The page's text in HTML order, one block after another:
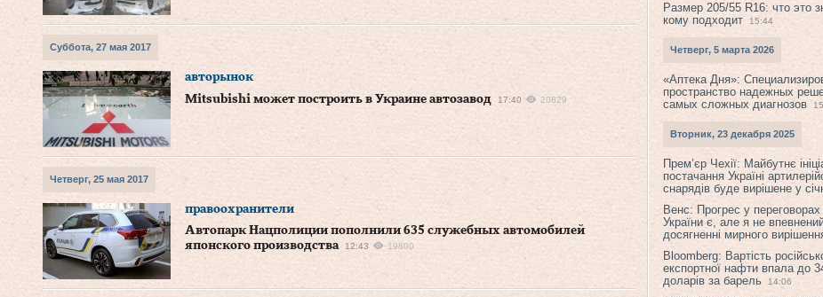
Суббота, 27 мая 2017
авторынок
Mitsubishi может построить в Украине автозавод
17:40 20829
Четверг, 25 мая 2017
правоохранители
Автопарк Нацполиции пополнили 635 служебных автомобилей
японского производства
12:43 19800
Размер 205/55 R16: что это
кому подходит
15:44
Четверг, 5 марта 2026
«Аптека Дня»:
пространство надежных
самых сложных диагнозов
Вторник, 23 декабря 2025
Прем’єр Чехії: Майбутнє
постачання Україні
снарядів буде вирішене у
Венс: Прогрес у
України є, але я не
досягненні мирного
Bloomberg: Вартість
експортної нафти впала до
доларів за барель
14:06